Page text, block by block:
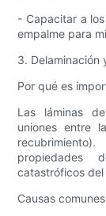
- Capacitar a
empalme para
3. Delaminación
Por qué es
Las láminas
uniones entre
propiedades
catastróficos
Causas